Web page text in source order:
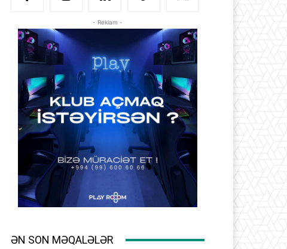
- Reklam -
ƏN SON MƏQALƏLƏR